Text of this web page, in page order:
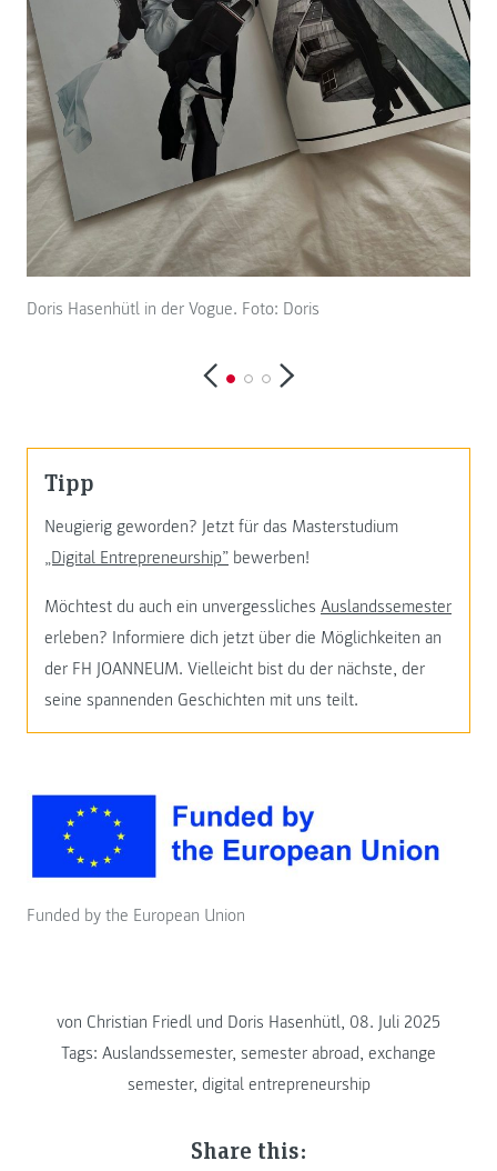
Doris Hasenhütl in der Vogue. Foto: Doris
Tipp
Neugierig geworden? Jetzt für das Masterstudium
„Digital Entrepreneurship” bewerben!
Möchtest du auch ein unvergessliches Auslandssemester
erleben? Informiere dich jetzt über die Möglichkeiten an
der FH JOANNEUM. Vielleicht bist du der nächste, der
seine spannenden Geschichten mit uns teilt.
Funded by the European Union
von Christian Friedl und Doris Hasenhütl, 08. Juli 2025
Tags: Auslandssemester, semester abroad, exchange
semester, digital entrepreneurship
Share this: